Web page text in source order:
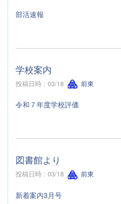
部活速報
学校案内
投稿日時 : 03/18 前東
令和７年度学校評価
図書館より
投稿日時 : 03/18 前東
新着案内3月号